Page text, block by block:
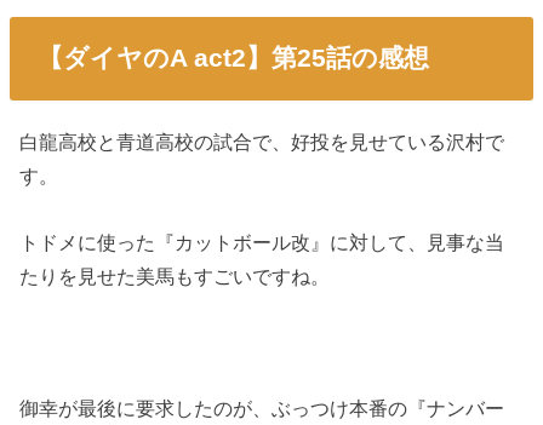
【ダイヤのA act2】第25話の感想
白龍高校と青道高校の試合で、好投を見せている沢村で
す。
トドメに使った『カットボール改』に対して、見事な当
たりを見せた美馬もすごいですね。
御幸が最後に要求したのが、ぶっつけ本番の『ナンバー